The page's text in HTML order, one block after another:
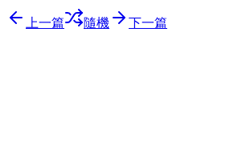
上一篇 隨機
下一篇